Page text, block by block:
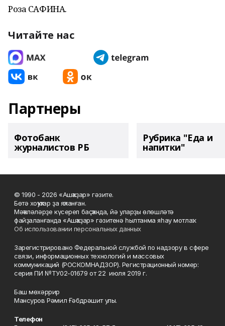
Роза САФИНА.
Читайте нас
Партнеры
Фотобанк
журналистов РБ
Рубрика "Еда и
напитки"
© 1990 - 2026 «Ашҡаҙар» гәзите.
Бөтә хоҡуҡтар ҙа яҡланған.
Мәҡәләләрҙе күсереп баҫҡанда, йә уларҙы өлөшләтә
файҙаланғанда «Ашҡаҙар» гәзитенә һылтанма яһау мотлаҡ.
Об использовании персональных данных
Зарегистрировано Федеральной службой по надзору в сфере
связи, информационных технологий и массовых
коммуникаций (РОСКОМНАДЗОР). Регистрационный номер:
серия ПИ №ТУ02-01679 от 22 июля 2019 г.
Баш мөхәррир
Мансуров Рәмил Ғәбдрәшит улы.
Телефон